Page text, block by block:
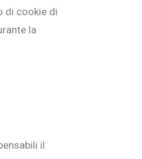
di cookie di
la
il